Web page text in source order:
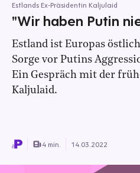
Estlands Ex-Präsidentin Kaljulaid
"Wir haben Putin
Estland ist Europas
Sorge vor Putins
Ein Gespräch mit der
Kaljulaid.
4 min. 14.03.2022